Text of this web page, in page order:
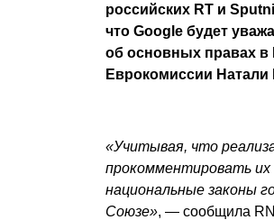
российских RT и
что Google будет
об основных правах
Еврокомиссии Натали
«Учитывая, что
прокомментировать
национальные законы
Союзе», — сообщила